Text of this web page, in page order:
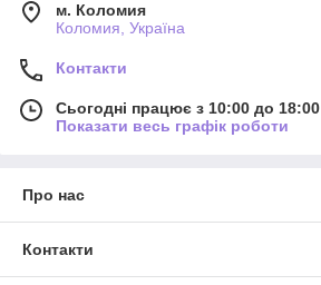
м. Коломия
Коломия, Україна
Контакти
Сьогодні працює з 10:00 до 18:00
Показати весь графік роботи
Про нас
Контакти